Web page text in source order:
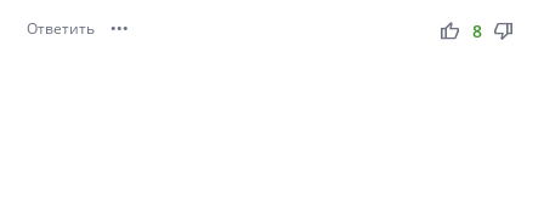
Ответить ••• thumb_up thumb_down
8